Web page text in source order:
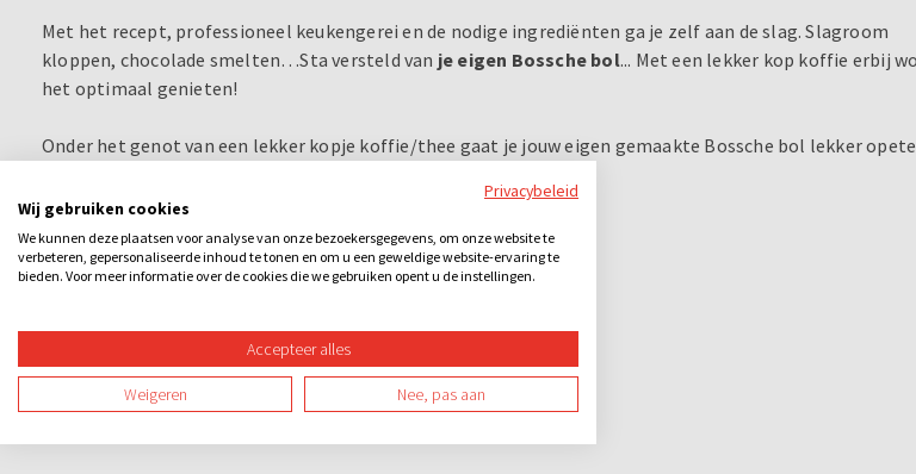
Met het recept, professioneel keukengerei en de nodige ingrediënten ga je zelf aan de slag. Slagroom
kloppen, chocolade smelten…Sta versteld van je eigen Bossche bol... Met een lekker kop koffie erbij
het optimaal genieten!
Onder het genot van een lekker kopje koffie/thee gaat je jouw eigen gemaakte Bossche bol lekker
Privacybeleid
Wij gebruiken cookies
We kunnen deze plaatsen voor analyse van onze bezoekersgegevens, om onze website te
verbeteren, gepersonaliseerde inhoud te tonen en om u een geweldige website-ervaring te
bieden. Voor meer informatie over de cookies die we gebruiken opent u de instellingen.
Accepteer alles
Weigeren Nee, pas aan